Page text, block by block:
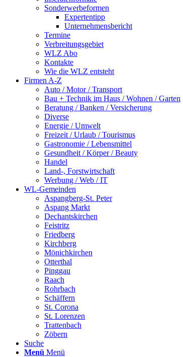
Sonderwerbeformen
Expertentipp
Unternehmensbericht
Termine
Verbreitungsgebiet
WLZ Abo
Kontakte
Wie die WLZ entsteht
Firmen A-Z
Auto / Motor / Transport
Bau + Technik im Haus / Wohnen / Garten
Beratung / Banken / Versicherung
Diverse
Energie / Umwelt
Freizeit / Urlaub / Tourismus
Gastronomie / Lebensmittel
Gesundheit / Körper / Beauty
Handel
Land-, Forstwirtschaft
Werbung / Web / IT
WL-Gemeinden
Aspangberg-St. Peter
Aspang Markt
Dechantskirchen
Feistritz
Friedberg
Kirchberg
Mönichkirchen
Otterthal
Pinggau
Raach
Rohrbach
Schäffern
St. Corona
St. Lorenzen
Trattenbach
Zöbern
Suche
Menü Menü